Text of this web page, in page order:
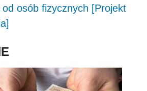
osób fizycznych [Projekt